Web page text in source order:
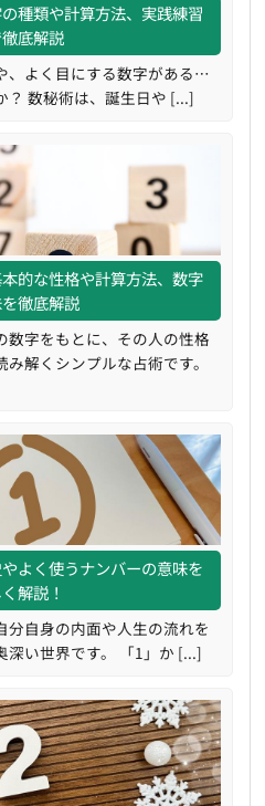
種類や計算方法、実践練習
底解説
、よく目にする数字がある…
？ 数秘術は、誕生日や [...]
的な性格や計算方法、数字
徹底解説
数字をもとに、その人の性格
解くシンプルな占術です。
よく使うナンバーの意味を
解説！
自身の内面や人生の流れを
深い世界です。 「1」か [...]